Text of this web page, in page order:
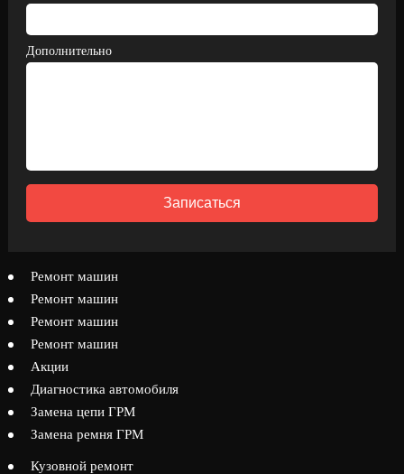
Дополнительно
Записаться
Ремонт машин
Ремонт машин
Ремонт машин
Ремонт машин
Акции
Диагностика автомобиля
Замена цепи ГРМ
Замена ремня ГРМ
Кузовной ремонт